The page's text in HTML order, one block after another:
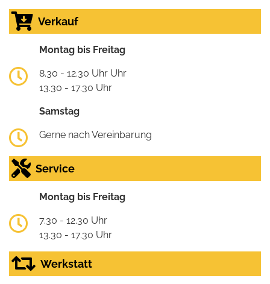
Verkauf
Montag bis Freitag
8.30 - 12.30 Uhr Uhr
13.30 - 17.30 Uhr
Samstag
Gerne nach Vereinbarung
Service
Montag bis Freitag
7.30 - 12.30 Uhr
13.30 - 17.30 Uhr
Werkstatt